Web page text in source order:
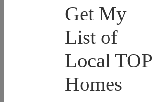
Get My
List of
Local TOP
Homes